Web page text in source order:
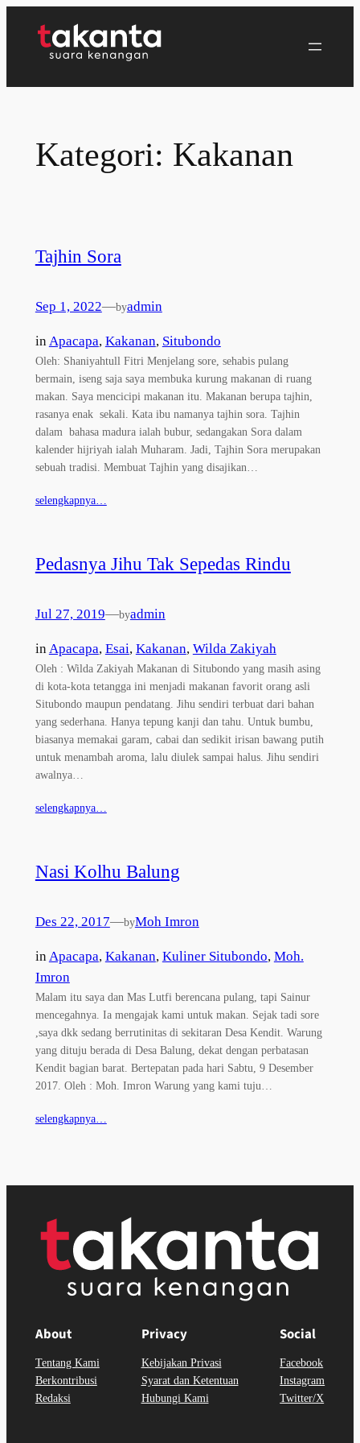
Kategori: Kakanan
Tajhin Sora
Sep 1, 2022—byadmin
in Apacapa, Kakanan, Situbondo
Oleh: Shaniyahtull Fitri Menjelang sore, sehabis pulang
bermain, iseng saja saya membuka kurung makanan di ruang
makan. Saya mencicipi makanan itu. Makanan berupa tajhin,
rasanya enak sekali. Kata ibu namanya tajhin sora. Tajhin
dalam bahasa madura ialah bubur, sedangakan Sora dalam
kalender hijriyah ialah Muharam. Jadi, Tajhin Sora merupakan
sebuah tradisi. Membuat Tajhin yang disajikan…
selengkapnya…
Pedasnya Jihu Tak Sepedas Rindu
Jul 27, 2019—byadmin
inApacapa, Esai, Kakanan, Wilda Zakiyah
Oleh : Wilda Zakiyah Makanan di Situbondo yang masih asing
di kota-kota tetangga ini menjadi makanan favorit orang asli
Situbondo maupun pendatang. Jihu sendiri terbuat dari bahan
yang sederhana. Hanya tepung kanji dan tahu. Untuk bumbu,
biasanya memakai garam, cabai dan sedikit irisan bawang putih
untuk menambah aroma, lalu diulek sampai halus. Jihu sendiri
awalnya…
selengkapnya…
Nasi Kolhu Balung
Des 22, 2017—byMoh Imron
inApacapa, Kakanan, Kuliner Situbondo, Moh.
Imron
Malam itu saya dan Mas Lutfi berencana pulang, tapi Sainur
mencegahnya. Ia mengajak kami untuk makan. Sejak tadi sore
,saya dkk sedang berrutinitas di sekitaran Desa Kendit. Warung
yang dituju berada di Desa Balung, dekat dengan perbatasan
Kendit bagian barat. Bertepatan pada hari Sabtu, 9 Desember
2017. Oleh : Moh. Imron Warung yang kami tuju…
selengkapnya…
About
Tentang Kami
Berkontribusi
Redaksi
Privacy
Kebijakan Privasi
Syarat dan Ketentuan
Hubungi Kami
Social
Facebook
Instagram
Twitter/X